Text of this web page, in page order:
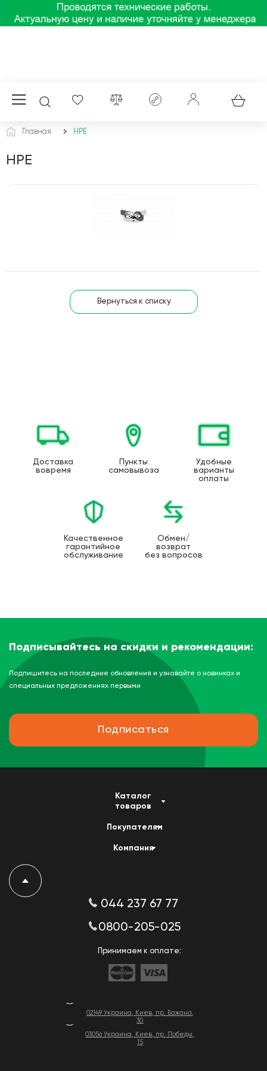
Главная HPE
HPE
Вернуться к списку
Доставка
вовремя
Пункты
самовывоза
Удобные
варианты
оплаты
Качественное
гарантийное
обслуживание
Обмен/
возврат
без вопросов
Подписывайтесь на скидки и рекомендации:
Подпишитесь на последние обновления и узнавайте о новинках и
специальных предложениях первыми
Подписаться
02149 Украина, Киев, пр. Бажана,
30
03056 Украина, Киев, пр. Победы,
15
Каталог
товаров
Покупателям
Компания
044 237 67 77
0800-205-025
Принимаем к оплате: